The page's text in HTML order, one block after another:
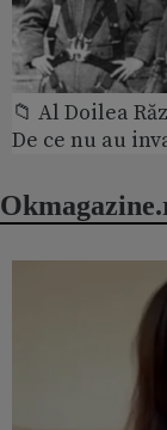
📁 Al Doilea
De ce nu au